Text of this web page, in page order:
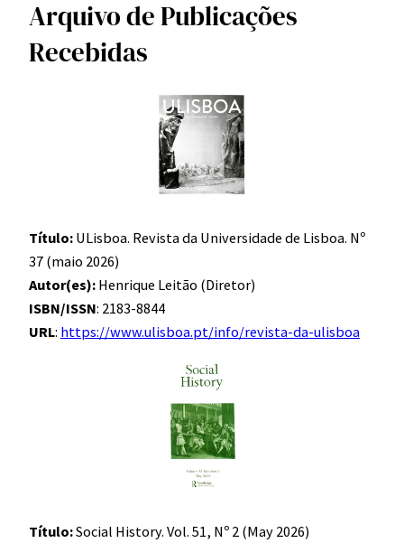
Arquivo de Publicações
Recebidas
Título: ULisboa. Revista da Universidade de Lisboa. Nº
37 (maio 2026)
Autor(es): Henrique Leitão (Diretor)
ISBN/ISSN: 2183-8844
URL: https://www.ulisboa.pt/info/revista-da-ulisboa
Título:Social History. Vol. 51, Nº 2 (May 2026)